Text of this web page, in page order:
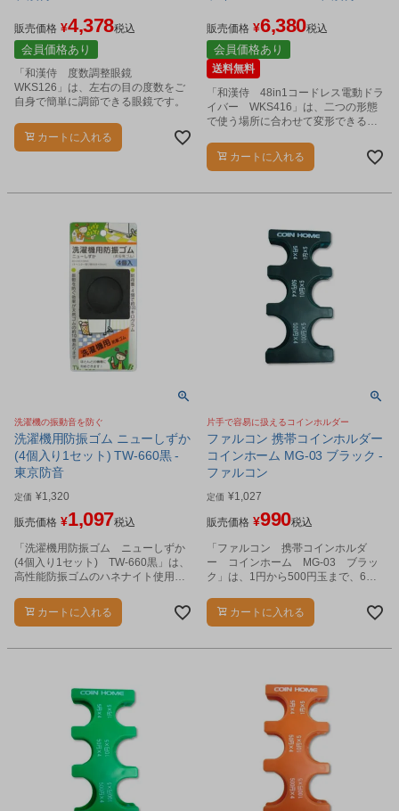
販売価格 ¥4,378税込
会員価格あり
「和漢侍 度数調整眼鏡
WKS126」は、左右の目の度数をご
自身で簡単に調節できる眼鏡です。
カートに入れる
販売価格 ¥6,380税込
会員価格あり
送料無料
「和漢侍 48in1コードレス電動ドラ
イバー WKS416」は、二つの形態
で使う場所に合わせて変形できるコ
カートに入れる
洗濯機の振動音を防ぐ
洗濯機用防振ゴム ニューしずか
(4個入り1セット) TW-660黒 -
東京防音
定価 ¥1,320
販売価格 ¥1,097税込
「洗濯機用防振ゴム ニューしずか
(4個入り1セット) TW-660黒」は、
高性能防振ゴムのハネナイト使用で
カートに入れる
片手で容易に扱えるコインホルダー
ファルコン 携帯コインホルダー
コインホーム MG-03 ブラック -
ファルコン
定価 ¥1,027
販売価格 ¥990税込
「ファルコン 携帯コインホルダ
ー コインホーム MG-03 ブラッ
ク」は、1円から500円玉まで、6種
インホルダーです。
カートに入れる